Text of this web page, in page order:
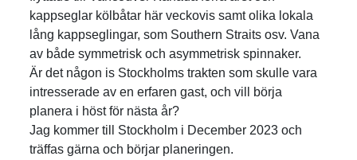
kappseglar kölbåtar här veckovis samt olika lokala
lång kappseglingar, som Southern Straits osv. Vana
av både symmetrisk och asymmetrisk spinnaker.
Är det någon is Stockholms trakten som skulle vara
intresserade av en erfaren gast, och vill börja
planera i höst för nästa år?
Jag kommer till Stockholm i December 2023 och
träffas gärna och börjar planeringen.